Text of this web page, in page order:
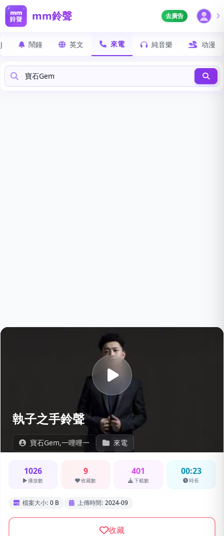
mm鈴聲 去廣告
鬧鐘 英文 來電 純音樂 动漫
執子之手鈴聲
寶石Gem,一哩哩一 來電
1026
播放數
9
收藏數
401
下載數
00:23
時長
檔案大小: 0 B 上傳時間: 2024-09
收藏